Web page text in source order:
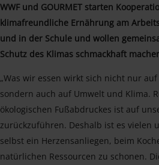
WWF und GOURMET starten
klimafreundliche Ernährung am
und in der Schule und wollen
Schutz des Klimas schmackhaft
„Was wir essen wirkt sich nicht nur
sondern auch auf Umwelt und Klima.
ökologischen Fußabdruckes ist auf
zurückzuführen. Deshalb ist es vielen
selbst ein Herzensanliegen, beim
natürlichen Ressourcen zu schonen.